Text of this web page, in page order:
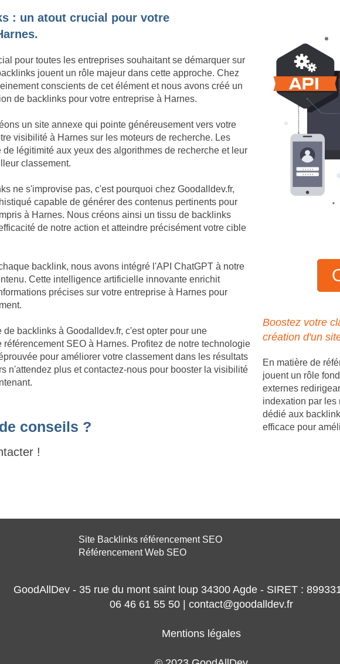
: un atout crucial pour votre
pour toutes les entreprises souhaitant se démarquer sur
jouent un rôle majeur dans cette approche. Chez
conscients de cet élément et nous avons créé un
de backlinks pour votre entreprise à Harnes.
un site annexe qui pointe généreusement vers votre
visibilité à Harnes sur les moteurs de recherche. Les
légitimité aux yeux des algorithmes de recherche et leur
classement.
ne s'improvise pas, c'est pourquoi chez Goodalldev.fr,
capable de générer des contenus pertinents pour
à Harnes. Nous créons ainsi un tissu de backlinks
de notre action et atteindre précisément votre cible
backlink, nous avons intégré l'API ChatGPT à notre
Cette intelligence artificielle innovante enrichit
précises sur votre entreprise à Harnes pour
backlinks à Goodalldev.fr, c'est opter pour une
SEO à Harnes. Profitez de notre technologie
pour améliorer votre classement dans les résultats
n'attendez plus et contactez-nous pour booster la visibilité
conseils ?
!
Boostez votre
création d'un
En matière de
jouent un rôle
externes
indexation par les
dédié aux
efficace pour
Site Backlinks référencement SEO
Référencement Web SEO
GoodAllDev - 35 rue du mont saint loup 34300 Agde - SIRET :
06 46 61 55 50 | contact@goodalldev.fr
Mentions légales